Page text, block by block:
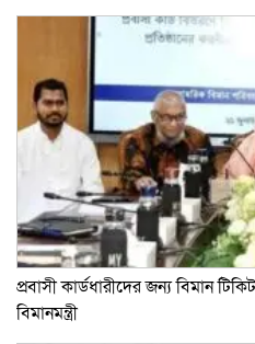
প্রবাসী কার্ডধারীদের জন্য বিমান
বিমানমন্ত্রী